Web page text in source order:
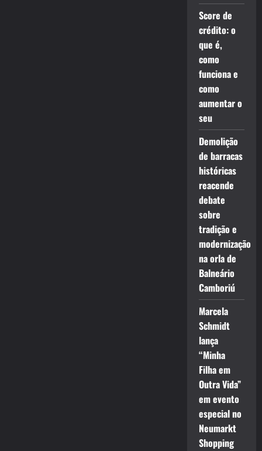
Score de
crédito: o
que é,
como
funciona e
como
aumentar o
seu
Demolição
de barracas
históricas
reacende
debate
sobre
tradição e
modernização
na orla de
Balneário
Camboriú
Marcela
Schmidt
lança
“Minha
Filha em
Outra Vida”
em evento
especial no
Neumarkt
Shopping